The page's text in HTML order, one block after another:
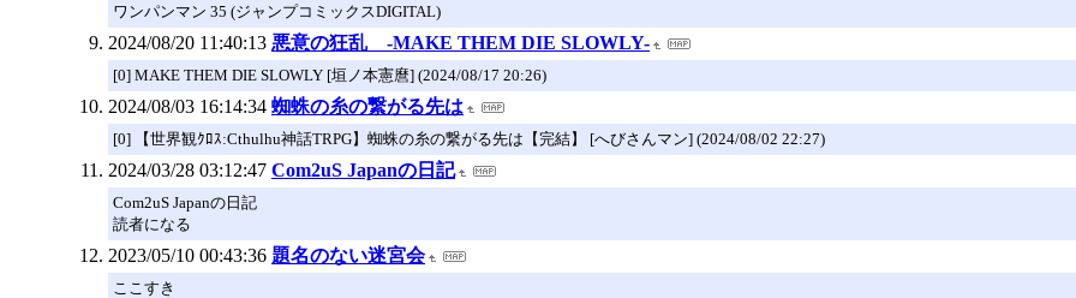
ワンパンマン 35 (ジャンプコミックスDIGITAL)
2024/08/20 11:40:13 悪意の狂乱 -MAKE THEM DIE SLOWLY-
[0] MAKE THEM DIE SLOWLY [垣ノ本憲麿] (2024/08/17 20:26)
2024/08/03 16:14:34 蜘蛛の糸の繋がる先は
[0] 【世界観ｸﾛｽ:Cthulhu神話TRPG】蜘蛛の糸の繋がる先は【完結】 [へびさんマン] (2024/08/02 22:27)
2024/03/28 03:12:47 Com2uS Japanの日記
Com2uS Japanの日記
読者になる
2023/05/10 00:43:36 題名のない迷宮会
ここすき